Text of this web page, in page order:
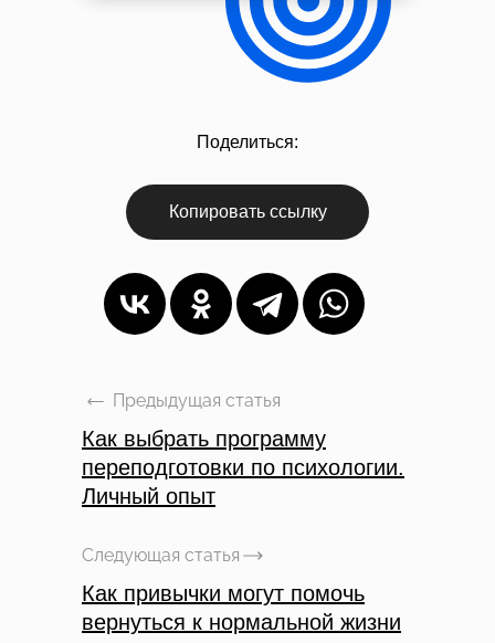
Поделиться:
Копировать ссылку
Как выбрать программу
переподготовки по психологии.
Личный опыт
Предыдущая статья
Как привычки могут помочь
вернуться к нормальной жизни
Следующая статья